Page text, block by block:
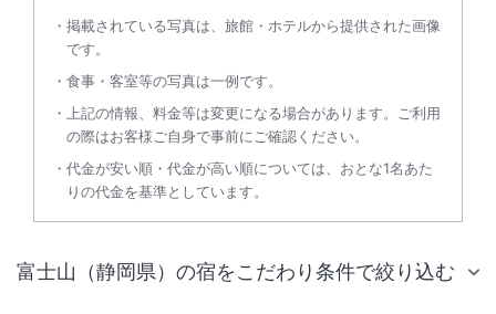
掲載されている写真は、旅館・ホテルから提供された画像
です。
食事・客室等の写真は一例です。
上記の情報、料金等は変更になる場合があります。ご利用
の際はお客様ご自身で事前にご確認ください。
代金が安い順・代金が高い順については、おとな1名あた
りの代金を基準としています。
富士山（静岡県）の宿をこだわり条件で絞り込む